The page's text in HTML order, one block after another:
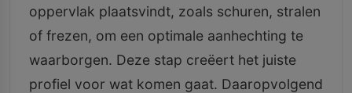
oppervlak plaatsvindt, zoals schuren, stralen
of frezen, om een optimale aanhechting te
waarborgen. Deze stap creëert het juiste
profiel voor wat komen gaat. Daaropvolgend